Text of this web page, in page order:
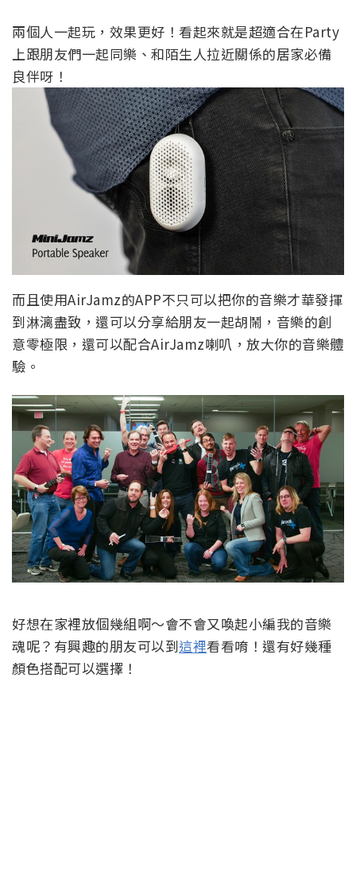
兩個人一起玩，效果更好！看起來就是超適合在Party
上跟朋友們一起同樂、和陌生人拉近關係的居家必備
良伴呀！
而且使用AirJamz的APP不只可以把你的音樂才華發揮
到淋漓盡致，還可以分享給朋友一起胡鬧，音樂的創
意零極限，還可以配合AirJamz喇叭，放大你的音樂體
驗。
好想在家裡放個幾組啊～會不會又喚起小編我的音樂
魂呢？有興趣的朋友可以到這裡看看唷！還有好幾種
顏色搭配可以選擇！